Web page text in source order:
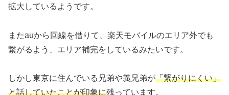
拡大しているようです。
またauから回線を借りて、楽天モバイルのエリア外でも
繋がるよう、エリア補完をしているみたいです。
しかし東京に住んでいる兄弟や義兄弟が「繋がりにくい」
と話していたことが印象に残っています。